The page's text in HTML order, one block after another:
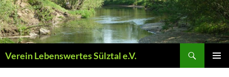
Zum
Inhalt
springen
Verein Lebenswertes Sülztal e.V.